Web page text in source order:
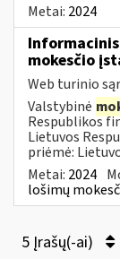
Metai: 2024
mokesčio
Web turinio
Valstybinė
Respublikos
Lietuvos
priėmė:
Metai: 2024
lošimų
5 Įrašų(-ai)